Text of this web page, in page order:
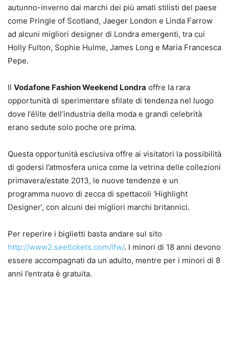
autunno-inverno dai marchi dei più amati stilisti del paese
come Pringle of Scotland, Jaeger London e Linda Farrow
ad alcuni migliori designer di Londra emergenti, tra cui
Holly Fulton, Sophie Hulme, James Long e Maria Francesca
Pepe.
Il Vodafone Fashion Weekend Londra offre la rara
opportunità di sperimentare sfilate di tendenza nel luogo
dove l’élite dell’industria della moda e grandi celebrità
erano sedute solo poche ore prima.
Questa opportunità esclusiva offre ai visitatori la possibilità
di godersi l’atmosfera unica come la vetrina delle collezioni
primavera/estate 2013, le nuove tendenze e un
programma nuovo di zecca di spettacoli ‘Highlight
Designer’, con alcuni dei migliori marchi britannici.
Per reperire i biglietti basta andare sul sito
http://www2.seetickets.com/lfw/. I minori di 18 anni devono
essere accompagnati da un adulto, mentre per i minori di 8
anni l’entrata è gratuita.